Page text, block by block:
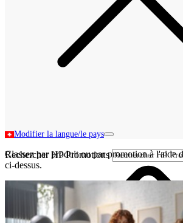
Modifier la langue/le pays
Rechercher HP Promotions
Classez par produit ou par promotion à l'aide
ci-dessus.